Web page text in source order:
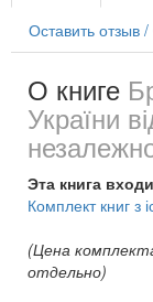
Оставить отзыв
О книге
України
Эта книга
Комплект книг з
(Цена
отдельно)